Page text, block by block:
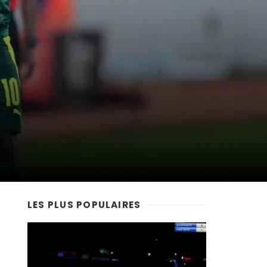
LES PLUS POPULAIRES